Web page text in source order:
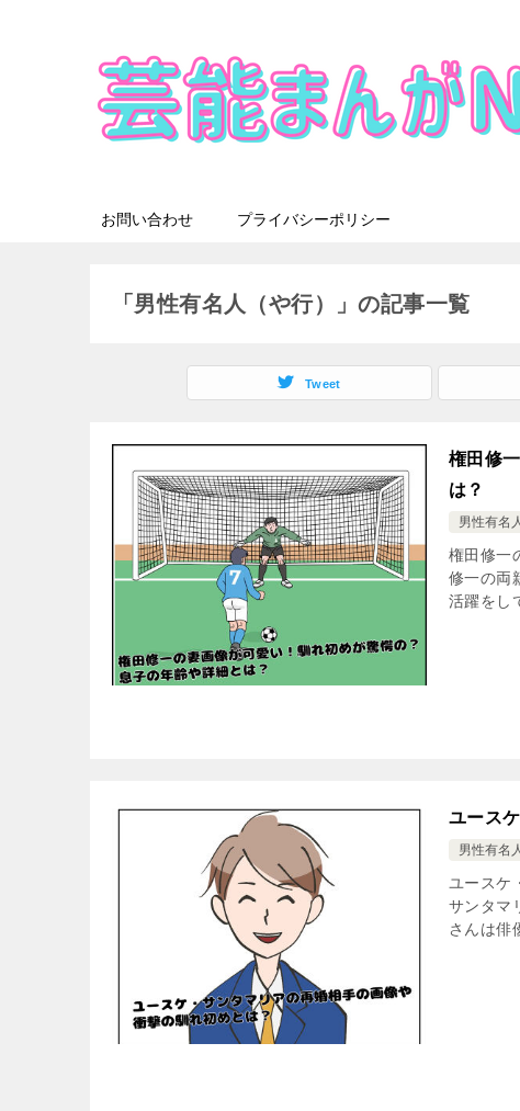
お問い合わせ プライバシーポリシー
「男性有名人（や行）」の記事一覧
Tweet
権田修
は？
男性有名
権田修一
修一の両
活躍をし
ユース
男性有名
ユースケ
サンタマ
さんは